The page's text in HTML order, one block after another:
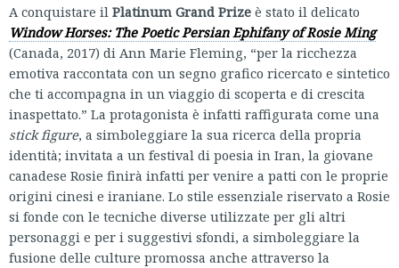
A conquistare il Platinum Grand Prize è stato il delicato
Window Horses: The Poetic Persian Ephifany of Rosie Ming
(Canada, 2017) di Ann Marie Fleming, “per la ricchezza
emotiva raccontata con un segno grafico ricercato e sintetico
che ti accompagna in un viaggio di scoperta e di crescita
inaspettato.” La protagonista è infatti raffigurata come una
stick figure, a simboleggiare la sua ricerca della propria
identità; invitata a un festival di poesia in Iran, la giovane
canadese Rosie finirà infatti per venire a patti con le proprie
origini cinesi e iraniane. Lo stile essenziale riservato a Rosie
si fonde con le tecniche diverse utilizzate per gli altri
personaggi e per i suggestivi sfondi, a simboleggiare la
fusione delle culture promossa anche attraverso la